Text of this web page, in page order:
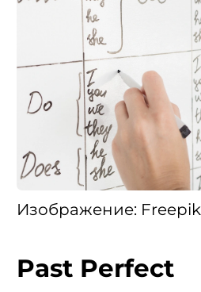
Изображение: Freepik
Past Perfect